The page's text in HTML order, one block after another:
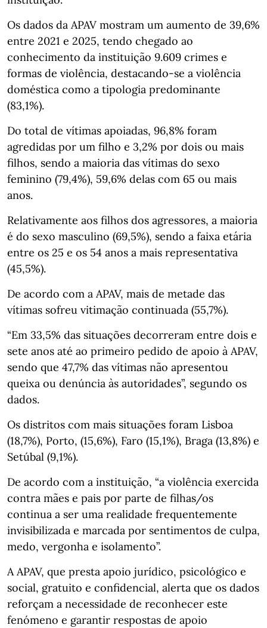
Os dados da APAV mostram um aumento de 39,6%
entre 2021 e 2025, tendo chegado ao
conhecimento da instituição 9.609 crimes e
formas de violência, destacando-se a violência
doméstica como a tipologia predominante
(83,1%).
Do total de vítimas apoiadas, 96,8% foram
agredidas por um filho e 3,2% por dois ou mais
filhos, sendo a maioria das vítimas do sexo
feminino (79,4%), 59,6% delas com 65 ou mais
anos.
Relativamente aos filhos dos agressores, a maioria
é do sexo masculino (69,5%), sendo a faixa etária
entre os 25 e os 54 anos a mais representativa
(45,5%).
De acordo com a APAV, mais de metade das
vítimas sofreu vitimação continuada (55,7%).
“Em 33,5% das situações decorreram entre dois e
sete anos até ao primeiro pedido de apoio à APAV,
sendo que 47,7% das vítimas não apresentou
queixa ou denúncia às autoridades”, segundo os
dados.
Os distritos com mais situações foram Lisboa
(18,7%), Porto, (15,6%), Faro (15,1%), Braga (13,8%) e
Setúbal (9,1%).
De acordo com a instituição, “a violência exercida
contra mães e pais por parte de filhas/os
continua a ser uma realidade frequentemente
invisibilizada e marcada por sentimentos de culpa,
medo, vergonha e isolamento”.
A APAV, que presta apoio jurídico, psicológico e
social, gratuito e confidencial, alerta que os dados
reforçam a necessidade de reconhecer este
fenómeno e garantir respostas de apoio